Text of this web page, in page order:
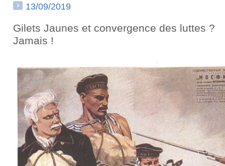
13/09/2019
Gilets Jaunes et convergence des luttes ?
Jamais !